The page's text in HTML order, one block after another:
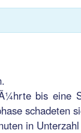
bis eine
schadeten
in